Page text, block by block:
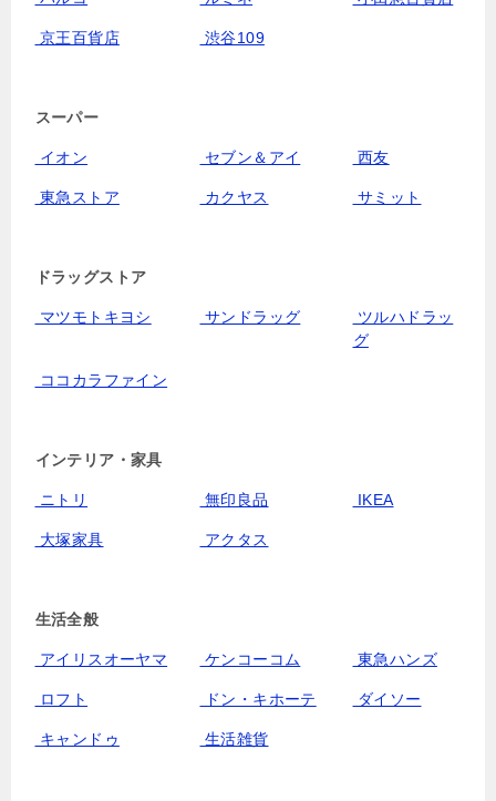
京王百貨店 渋谷109
スーパー
イオン セブン＆アイ 西友
東急ストア カクヤス サミット
ドラッグストア
マツモトキヨシ サンドラッグ
ツルハドラッ
グ
ココカラファイン
インテリア・家具
ニトリ 無印良品 IKEA
大塚家具 アクタス
生活全般
アイリスオーヤマ ケンコーコム 東急ハンズ
ロフト ドン・キホーテ ダイソー
キャンドゥ 生活雑貨